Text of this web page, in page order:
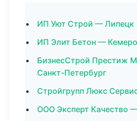
ИП Уют Строй — Липецк
ИП Элит Бетон —
БизнесСтрой Престиж
Санкт-Петербург
Стройгрупп Люкс
ООО Эксперт Качество